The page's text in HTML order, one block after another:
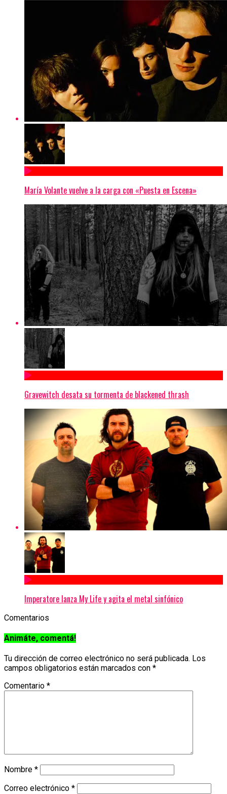
María Volante vuelve a la carga con «Puesta en Escena»
Gravewitch desata su tormenta de blackened thrash
Imperatore lanza My Life y agita el metal sinfónico
Comentarios
Animáte, comentá!
Tu dirección de correo electrónico no será publicada. Los
campos obligatorios están marcados con *
Comentario *
Nombre *
Correo electrónico *